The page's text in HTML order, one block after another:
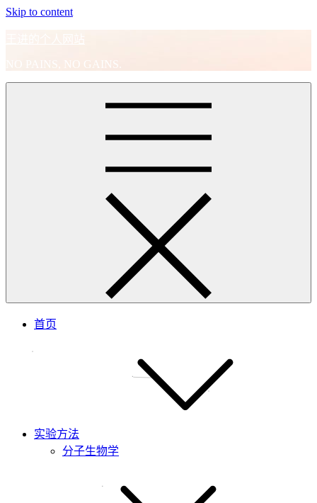
Skip to content
王进的个人网站
NO PAINS, NO GAINS.
首页
实验方法
分子生物学